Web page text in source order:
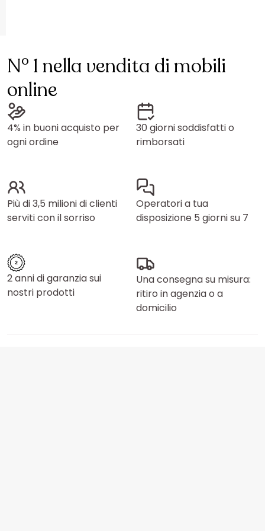
N° 1 nella vendita di mobili
online
4% in buoni acquisto per
ogni ordine
30 giorni soddisfatti o
rimborsati
Più di 3,5 milioni di clienti
serviti con il sorriso
Operatori a tua
disposizione 5 giorni su 7
2 anni di garanzia sui
nostri prodotti
Una consegna su misura:
ritiro in agenzia o a
domicilio